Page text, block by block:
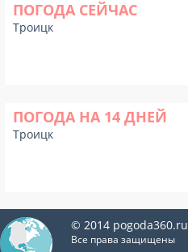
ПОГОДА СЕЙЧАС
Троицк
ПОГОДА НА 14 ДНЕЙ
Троицк
© 2014 pogoda360.ru
Все права защищены